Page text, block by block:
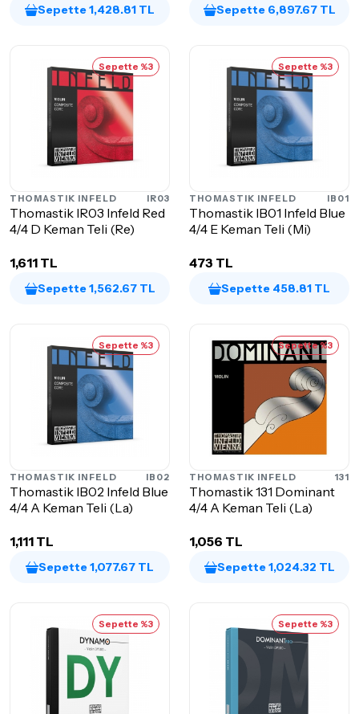
Sepette 1,428.81 TL Sepette 6,897.67 TL
Sepette %3
THOMASTIK INFELD IR03
Thomastik IR03 Infeld Red
4/4 D Keman Teli (Re)
1,611 TL
Sepette 1,562.67 TL
Sepette %3
THOMASTIK INFELD IB01
Thomastik IB01 Infeld Blue
4/4 E Keman Teli (Mi)
473 TL
Sepette 458.81 TL
Sepette %3
THOMASTIK INFELD IB02
Thomastik IB02 Infeld Blue
4/4 A Keman Teli (La)
1,111 TL
Sepette 1,077.67 TL
Sepette %3
THOMASTIK INFELD 131
Thomastik 131 Dominant
4/4 A Keman Teli (La)
1,056 TL
Sepette 1,024.32 TL
Sepette %3 Sepette %3